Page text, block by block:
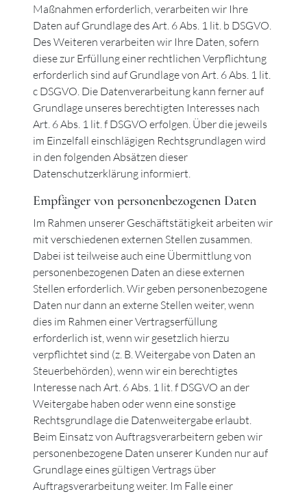
Maßnahmen erforderlich, verarbeiten wir Ihre
Daten auf Grundlage des Art. 6 Abs. 1 lit. b DSGVO.
Des Weiteren verarbeiten wir Ihre Daten, sofern
diese zur Erfüllung einer rechtlichen Verpflichtung
erforderlich sind auf Grundlage von Art. 6 Abs. 1 lit.
c DSGVO. Die Datenverarbeitung kann ferner auf
Grundlage unseres berechtigten Interesses nach
Art. 6 Abs. 1 lit. f DSGVO erfolgen. Über die jeweils
im Einzelfall einschlägigen Rechtsgrundlagen wird
in den folgenden Absätzen dieser
Datenschutzerklärung informiert.
Empfänger von personenbezogenen Daten
Im Rahmen unserer Geschäftstätigkeit arbeiten wir
mit verschiedenen externen Stellen zusammen.
Dabei ist teilweise auch eine Übermittlung von
personenbezogenen Daten an diese externen
Stellen erforderlich. Wir geben personenbezogene
Daten nur dann an externe Stellen weiter, wenn
dies im Rahmen einer Vertragserfüllung
erforderlich ist, wenn wir gesetzlich hierzu
verpflichtet sind (z. B. Weitergabe von Daten an
Steuerbehörden), wenn wir ein berechtigtes
Interesse nach Art. 6 Abs. 1 lit. f DSGVO an der
Weitergabe haben oder wenn eine sonstige
Rechtsgrundlage die Datenweitergabe erlaubt.
Beim Einsatz von Auftragsverarbeitern geben wir
personenbezogene Daten unserer Kunden nur auf
Grundlage eines gültigen Vertrags über
Auftragsverarbeitung weiter. Im Falle einer